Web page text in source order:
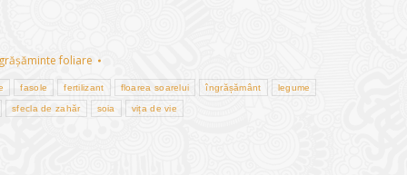
foliare
fasole fertilizant floarea soarelui îngrășământ legume
sfecla de zahăr soia vița de vie